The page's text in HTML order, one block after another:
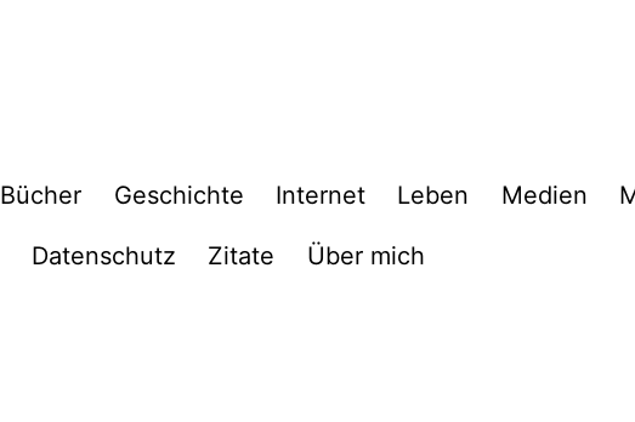
Bücher Geschichte Internet Leben Medien
Datenschutz Zitate Über mich